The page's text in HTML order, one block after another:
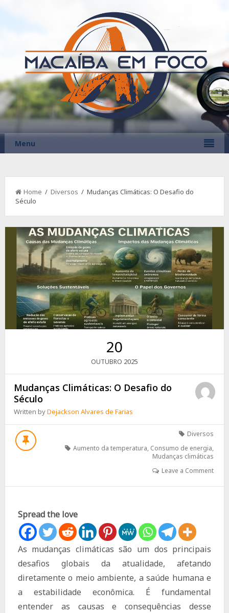
Menu
Home / Diversos / Mudanças Climáticas: O Desafio do
Século
20
OUTUBRO 2025
Mudanças Climáticas: O Desafio do
Século
Written byDejackson Alvares de Farias
Diversos
Aumento da temperatura, Consumo de energia,
Mudanças climáticas
Leave a Comment
Spread the love
As mudanças climáticas são um dos principais
desafios globais da atualidade, afetando
diretamente o meio ambiente, a saúde humana e
a estabilidade econômica. É fundamental
entender as causas e consequências desse